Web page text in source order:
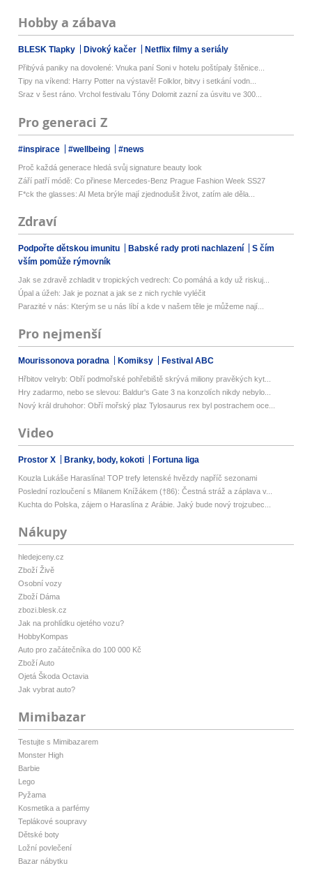
Hobby a zábava
BLESK Tlapky Divoký kačer Netflix filmy a seriály
Přibývá paniky na dovolené: Vnuka paní Soni v hotelu poštípaly štěnice...
Tipy na víkend: Harry Potter na výstavě! Folklor, bitvy i setkání vodn...
Sraz v šest ráno. Vrchol festivalu Tóny Dolomit zazní za úsvitu ve 300...
Pro generaci Z
#inspirace #wellbeing #news
Proč každá generace hledá svůj signature beauty look
Září patří módě: Co přinese Mercedes-Benz Prague Fashion Week SS27
F*ck the glasses: AI Meta brýle mají zjednodušit život, zatím ale děla...
Zdraví
Podpořte dětskou imunitu Babské rady proti nachlazení
S čím
vším pomůže rýmovník
Jak se zdravě zchladit v tropických vedrech: Co pomáhá a kdy už riskuj...
Úpal a úžeh: Jak je poznat a jak se z nich rychle vyléčit
Parazité v nás: Kterým se u nás líbí a kde v našem těle je můžeme nají...
Pro nejmenší
Mourissonova poradna Komiksy Festival ABC
Hřbitov velryb: Obří podmořské pohřebiště skrývá miliony pravěkých kyt...
Hry zadarmo, nebo se slevou: Baldur's Gate 3 na konzolích nikdy nebylo...
Nový král druhohor: Obří mořský plaz Tylosaurus rex byl postrachem oce...
Video
Prostor X Branky, body, kokoti Fortuna liga
Kouzla Lukáše Haraslína! TOP trefy letenské hvězdy napříč sezonami
Poslední rozloučení s Milanem Knížákem (†86): Čestná stráž a záplava v...
Kuchta do Polska, zájem o Haraslína z Arábie. Jaký bude nový trojzubec...
Nákupy
hledejceny.cz
Zboží Živě
Osobní vozy
Zboží Dáma
zbozi.blesk.cz
Jak na prohlídku ojetého vozu?
HobbyKompas
Auto pro začátečníka do 100 000 Kč
Zboží Auto
Ojetá Škoda Octavia
Jak vybrat auto?
Mimibazar
Testujte s Mimibazarem
Monster High
Barbie
Lego
Pyžama
Kosmetika a parfémy
Teplákové soupravy
Dětské boty
Ložní povlečení
Bazar nábytku